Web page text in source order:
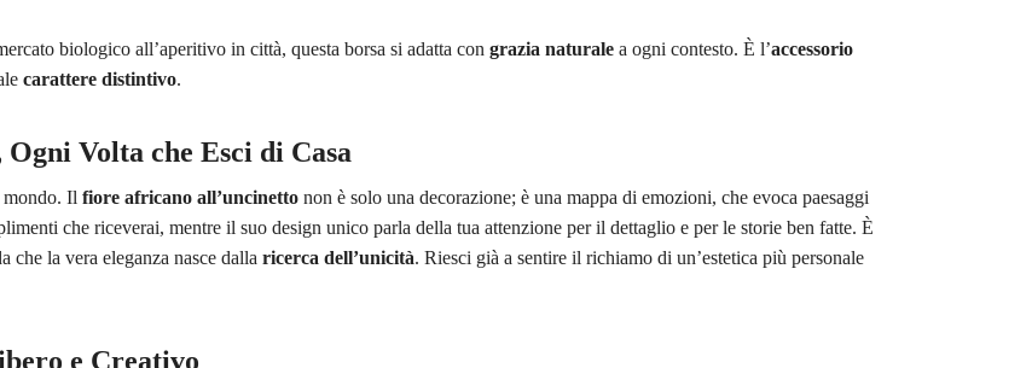
biologico all’aperitivo in città, questa borsa si adatta con grazia naturalea ogni contesto. È l’accessorio
carattere distintivo.
Volta che Esci di Casa
mondo. Il fiore africano all’uncinettonon è solo una decorazione; è una mappa di emozioni, che evoca paesaggi
che riceverai, mentre il suo design unico parla della tua attenzione per il dettaglio e per le storie ben fatte. È
che la vera eleganza nasce dalla ricerca dell’unicità. Riesci già a sentire il richiamo di un’estetica più personale
e Creativo